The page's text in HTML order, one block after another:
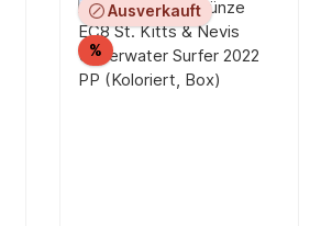
Ausverkauft
%Rabatt